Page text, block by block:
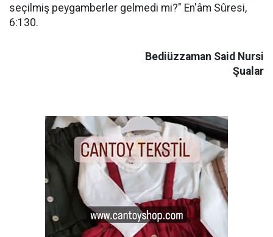
seçilmiş peygamberler gelmedi mi?" En'âm Sûresi,
6:130.
Bediüzzaman Said Nursi
Şualar